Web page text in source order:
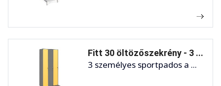
Fitt 30 öltözőszekrény - 3 ...
3 személyes sportpados a ...